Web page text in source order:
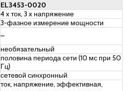
EL3453-0020
4 x ток, 3 x напряжение
3-фазное измерение мощности
–
необязательный
половина периода сети (10 мс при 50
Гц)
сетевой синхронный
ток, напряжение, эффективная,